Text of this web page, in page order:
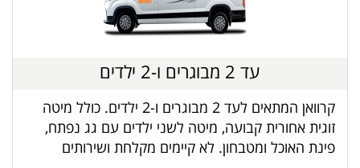
עד 2 מבוגרים ו-2 ילדים
קרוואן המתאים לעד 2 מבוגרים ו-2 ילדים. כולל מיטה
זוגית אחורית קבועה, מיטה לשני ילדים עם גג נפתח,
פינת האוכל ומטבחון. לא קיימים מקלחת ושירותים